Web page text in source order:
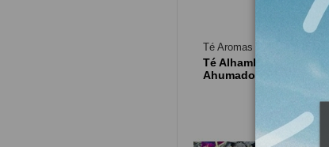
Té Aromas de Al Andalus
Té Alhambra Imperial
Ahumado